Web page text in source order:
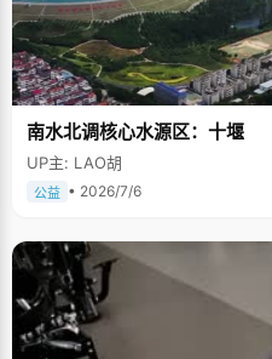
南水北调核心水源区：十堰
UP主: LAO胡
公益 • 2026/7/6